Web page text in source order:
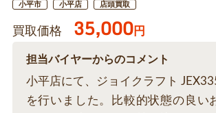
小平市 小平店 店頭買取
買取価格 35,000円
担当バイヤーからのコメント
小平店にて、ジョイクラフト
を行いました。比較的状態の良い